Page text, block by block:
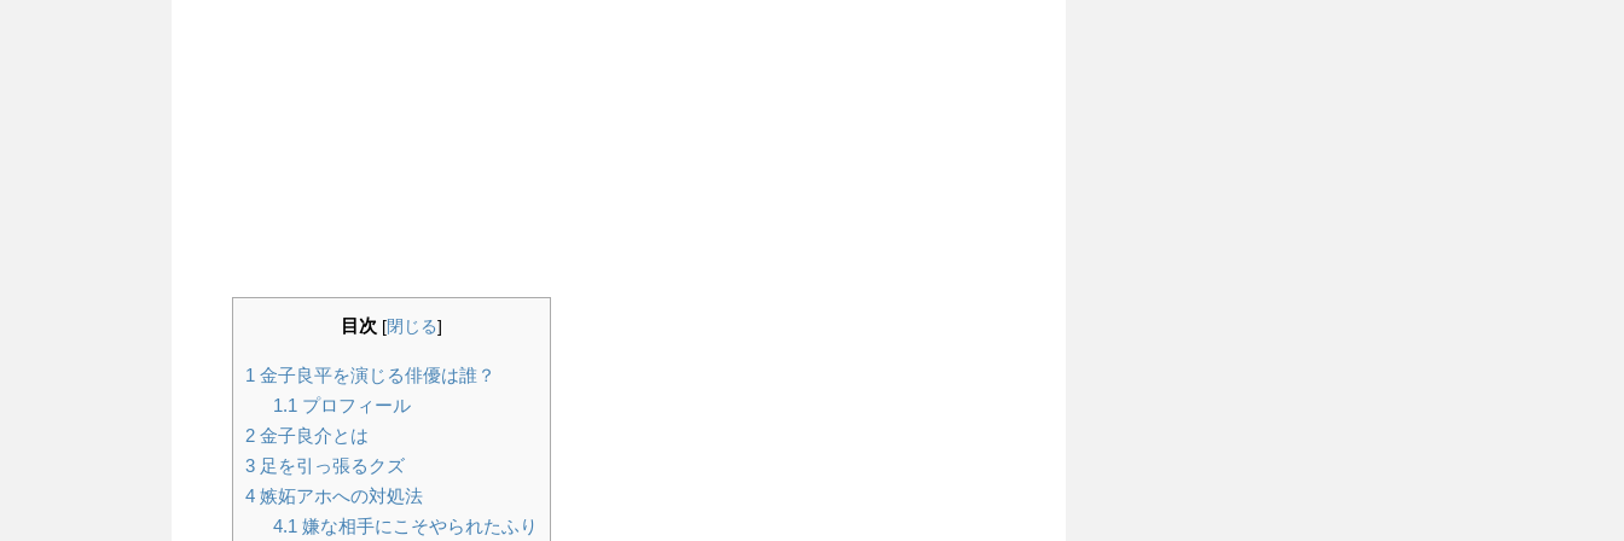
目次 [閉じる]
1 金子良平を演じる俳優は誰？
1.1 プロフィール
2 金子良介とは
3 足を引っ張るクズ
4 嫉妬アホへの対処法
4.1 嫌な相手にこそやられたふり